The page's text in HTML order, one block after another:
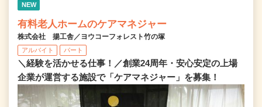
NEW
有料老人ホームのケアマネジャー
株式会社 揚工舎／ヨウコーフォレスト竹の塚
アルバイト パート
＼経験を活かせる仕事！／創業24周年・安心安定の上場
企業が運営する施設で「ケアマネジャー」を募集！